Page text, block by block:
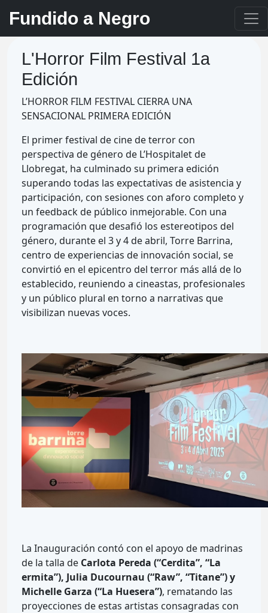
Fundido a Negro
L'Horror Film Festival 1a
Edición
L’HORROR FILM FESTIVAL CIERRA UNA
SENSACIONAL PRIMERA EDICIÓN
El primer festival de cine de terror con
perspectiva de género de L’Hospitalet de
Llobregat, ha culminado su primera edición
superando todas las expectativas de asistencia y
participación, con sesiones con aforo completo y
un feedback de público inmejorable. Con una
programación que desafió los estereotipos del
género, durante el 3 y 4 de abril, Torre Barrina,
centro de experiencias de innovación social, se
convirtió en el epicentro del terror más allá de lo
establecido, reuniendo a cineastas, profesionales
y un público plural en torno a narrativas que
visibilizan nuevas voces.
La Inauguración contó con el apoyo de madrinas
de la talla de Carlota Pereda (“Cerdita”, “La
ermita”), Julia Ducournau (“Raw”, “Titane”) y
Michelle Garza (“La Huesera”), rematando las
proyecciones de estas artistas consagradas con